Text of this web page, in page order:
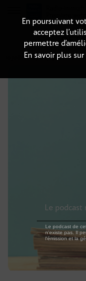
10 juillet 2025à 13h59 , durée :
En poursuivant
acceptez
permettre
En savoir plus
Le
Le podcast de
n'existe pas. Il
l'émission et la